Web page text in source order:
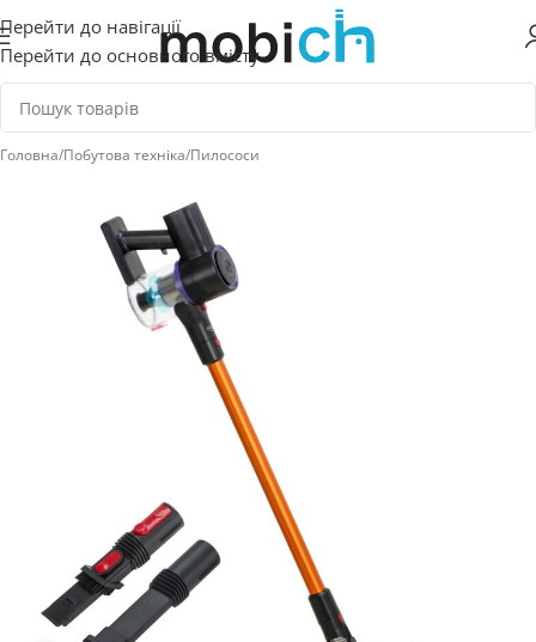
Перейти до навігації
Перейти до основного вмісту
Головна/Побутова техніка/Пилососи